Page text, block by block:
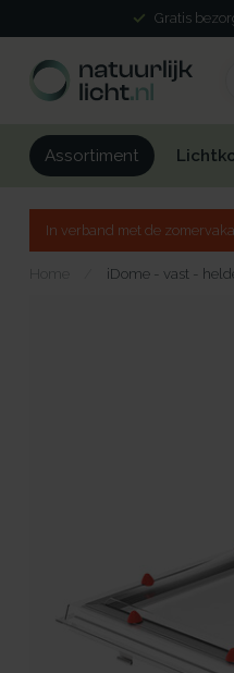
Gratis
Assortiment
In verband met de
Home iDome - vast -